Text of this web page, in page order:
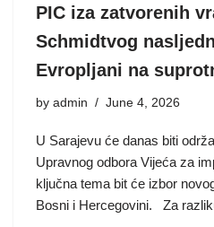
PIC iza zatvorenih
Schmidtvog
Evropljani na
by admin June 4, 2026
U Sarajevu će danas biti
Upravnog odbora Vijeća za
ključna tema bit će izbor
Bosni i Hercegovini. Za